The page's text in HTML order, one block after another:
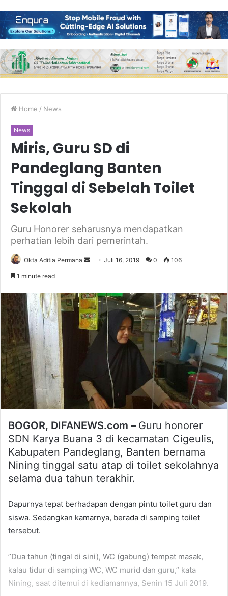
Home / News
News
Miris, Guru SD di
Pandeglang Banten
Tinggal di Sebelah Toilet
Sekolah
Guru Honorer seharusnya mendapatkan
perhatian lebih dari pemerintah.
Okta Aditia Permana
SendJuli 16, 2019 0 106
1 minute read
BOGOR, DIFANEWS.com – Guru honorer
SDN Karya Buana 3 di kecamatan Cigeulis,
Kabupaten Pandeglang, Banten bernama
Nining tinggal satu atap di toilet sekolahnya
selama dua tahun terakhir.
Dapurnya tepat berhadapan dengan pintu toilet guru dan
siswa. Sedangkan kamarnya, berada di samping toilet
tersebut.
”Dua tahun (tingal di sini), WC (gabung) tempat masak,
kalau tidur di samping WC, WC murid dan guru,” kata
Nining, saat ditemui di kediamannya, Senin 15 Juli 2019.